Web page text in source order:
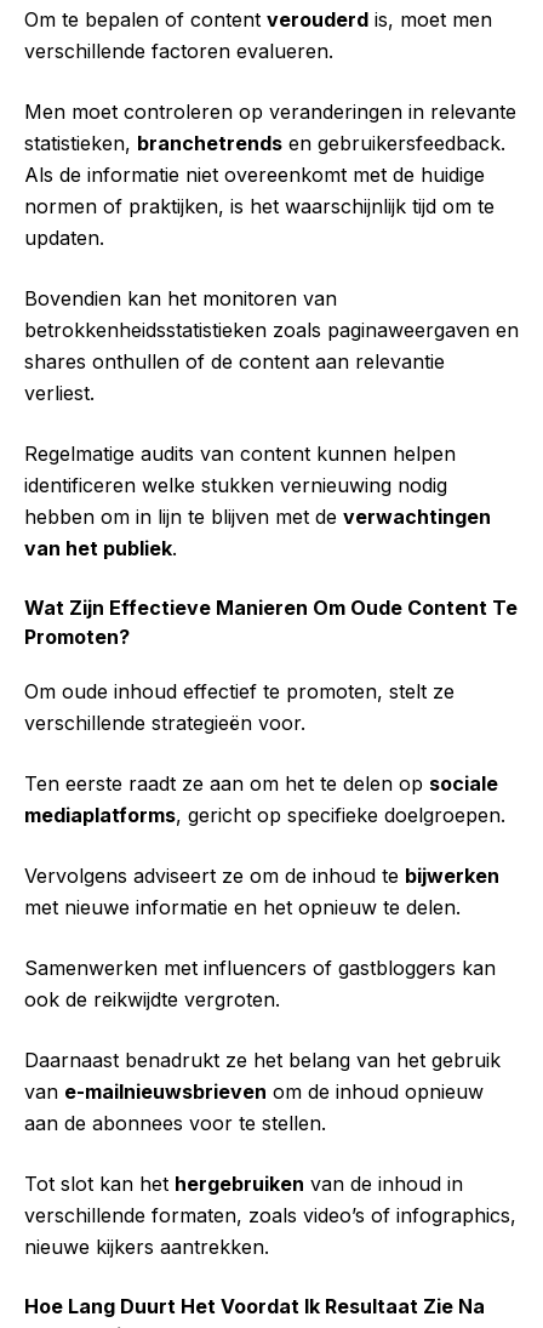
Om te bepalen of content verouderd is, moet men
verschillende factoren evalueren.
Men moet controleren op veranderingen in relevante
statistieken, branchetrends en gebruikersfeedback.
Als de informatie niet overeenkomt met de huidige
normen of praktijken, is het waarschijnlijk tijd om te
updaten.
Bovendien kan het monitoren van
betrokkenheidsstatistieken zoals paginaweergaven en
shares onthullen of de content aan relevantie
verliest.
Regelmatige audits van content kunnen helpen
identificeren welke stukken vernieuwing nodig
hebben om in lijn te blijven met de verwachtingen
van het publiek.
Wat Zijn Effectieve Manieren Om Oude Content Te
Promoten?
Om oude inhoud effectief te promoten, stelt ze
verschillende strategieën voor.
Ten eerste raadt ze aan om het te delen op sociale
mediaplatforms, gericht op specifieke doelgroepen.
Vervolgens adviseert ze om de inhoud te bijwerken
met nieuwe informatie en het opnieuw te delen.
Samenwerken met influencers of gastbloggers kan
ook de reikwijdte vergroten.
Daarnaast benadrukt ze het belang van het gebruik
van e-mailnieuwsbrieven om de inhoud opnieuw
aan de abonnees voor te stellen.
Tot slot kan het hergebruiken van de inhoud in
verschillende formaten, zoals video’s of infographics,
nieuwe kijkers aantrekken.
Hoe Lang Duurt Het Voordat Ik Resultaat Zie Na